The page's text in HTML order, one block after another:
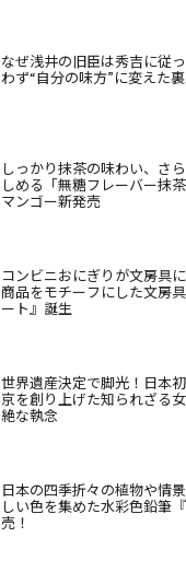
なぜ浅井の旧臣は秀吉に従
わず“自分の味方”に変えた
しっかり抹茶の味わい、さ
しめる「無糖フレーバー抹
マンゴー新発売
コンビニおにぎりが文房具
商品をモチーフにした文房
ート』誕生
世界遺産決定で脚光！日本
京を創り上げた知られざる
絶な執念
日本の四季折々の植物や情
しい色を集めた水彩色鉛筆
売！